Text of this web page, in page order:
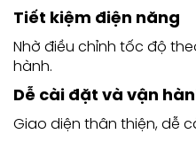
Tiết kiệm điện năng
Nhờ điều chỉnh tốc độ
hành.
Dễ cài đặt và vận
Giao diện thân thiện, dễ